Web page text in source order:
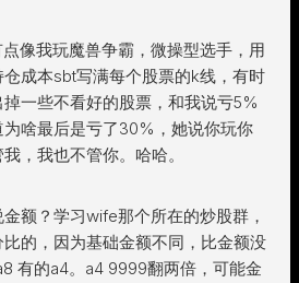
像我玩魔兽争霸，微操型选手，用
成本sbt写满每个股票的k线，有时
一些不看好的股票，和我说亏5%
啥最后是亏了30%，她说你玩你
，我也不管你。哈哈。
额？学习wife那个所在的炒股群，
的，因为基础金额不同，比金额没
有的a4。a4 9999翻两倍，可能金